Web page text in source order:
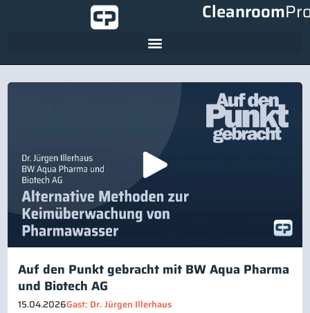
Cleanroom
Auf den Punkt gebracht mit BW Aqua Pharma
und Biotech AG
15.04.2026Gast: Dr. Jürgen Illerhaus